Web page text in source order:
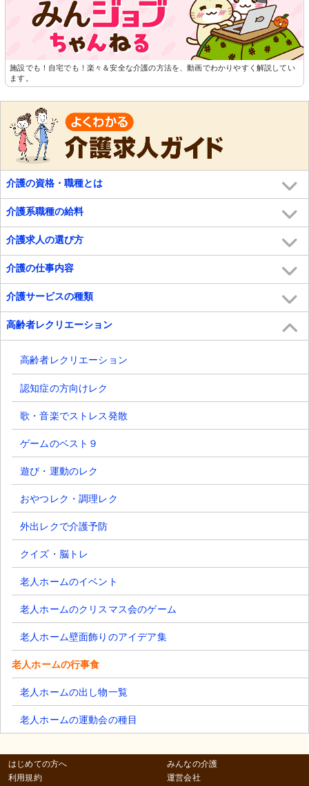
施設でも！自宅でも！楽々＆安全な介護の方法を、動画でわかりやすく解説してい
ます。
介護の資格・職種とは
介護系職種の給料
介護求人の選び方
介護の仕事内容
介護サービスの種類
高齢者レクリエーション
高齢者レクリエーション
認知症の方向けレク
歌・音楽でストレス発散
ゲームのベスト９
遊び・運動のレク
おやつレク・調理レク
外出レクで介護予防
クイズ・脳トレ
老人ホームのイベント
老人ホームのクリスマス会のゲーム
老人ホーム壁面飾りのアイデア集
老人ホームの行事食
老人ホームの出し物一覧
老人ホームの運動会の種目
はじめての方へ
利用規約
みんなの介護
運営会社